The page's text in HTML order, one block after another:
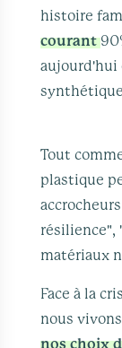
histoire
courant
aujourd'hui
Tout
plastique
résilience",
matériaux
Face à la
nous
nos choix